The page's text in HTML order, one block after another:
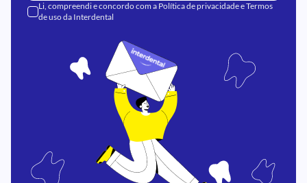
Li, compreendi e concordo com a Política de privacidadeeTermos
de usoda Interdental